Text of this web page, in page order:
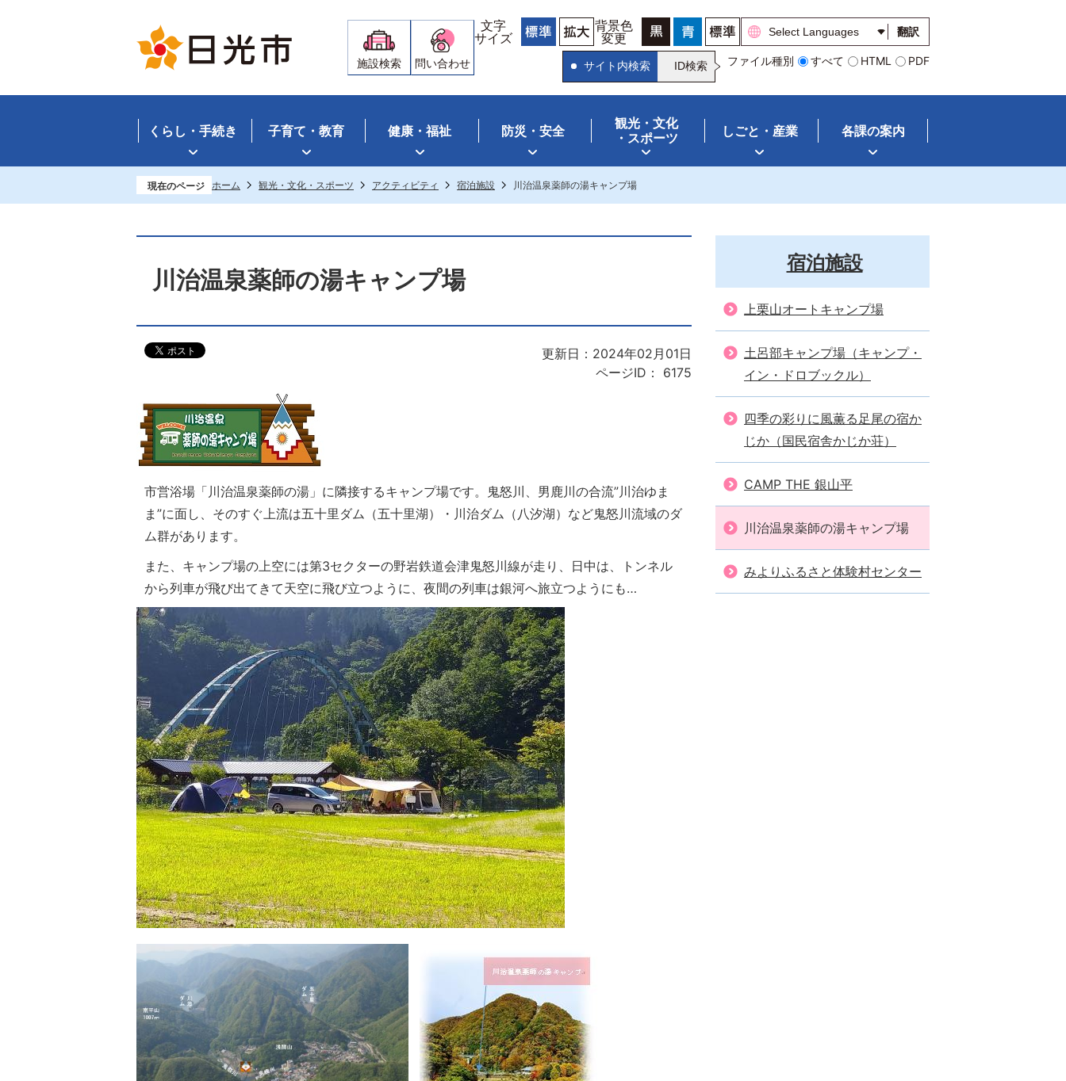
施設検索 問い合わせ
文字
サイズ
背景色
変更
翻訳
サイト内検索 ID検索 ファイル種別 すべて HTML PDF
くらし・手続き 子育て・教育 健康・福祉 防災・安全
観光・文化
・スポーツ
しごと・産業 各課の案内
現在のページ ホーム 観光・文化・スポーツ アクティビティ 宿泊施設 川治温泉薬師の湯キャンプ場
川治温泉薬師の湯キャンプ場
更新日：2024年02月01日
ページID：
6175
市営浴場「川治温泉薬師の湯」に隣接するキャンプ場です。鬼怒川、男鹿川の合流”川治ゆま
ま”に面し、そのすぐ上流は五十里ダム（五十里湖）・川治ダム（八汐湖）など鬼怒川流域のダ
ム群があります。
また、キャンプ場の上空には第3セクターの野岩鉄道会津鬼怒川線が走り、日中は、トンネル
から列車が飛び出てきて天空に飛び立つように、夜間の列車は銀河へ旅立つようにも…
宿泊施設
上栗山オートキャンプ場
土呂部キャンプ場（キャンプ・
イン・ドロブックル）
四季の彩りに風薫る足尾の宿か
じか（国民宿舎かじか荘）
CAMP THE 銀山平
川治温泉薬師の湯キャンプ場
みよりふるさと体験村センター